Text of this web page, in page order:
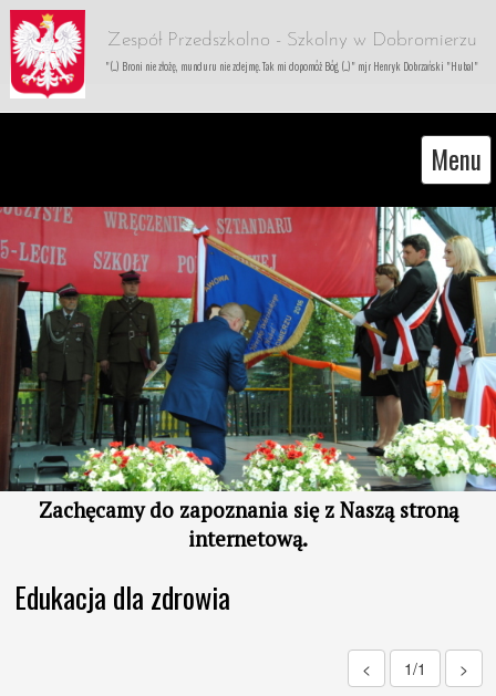
Zespół Przedszkolno - Szkolny w Dobromierzu
"(...) Broni nie złożę, munduru nie zdejmę. Tak mi dopomóż Bóg (...)" mjr Henryk Dobrzański "Hubal"
Menu
Zachęcamy do zapoznania się z Naszą stroną
internetową.
Edukacja dla zdrowia
< 1/1 >